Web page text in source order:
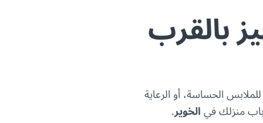
بالقرب
الحساسة، أو الرعاية
منزلك فيالخوير.